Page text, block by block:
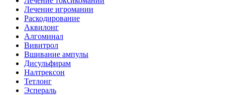
Лечение игромании
Раскодирование
Аквилонг
Алгоминал
Вивитрол
Вшивание ампулы
Дисульфирам
Налтрексон
Тетлонг
Эспераль